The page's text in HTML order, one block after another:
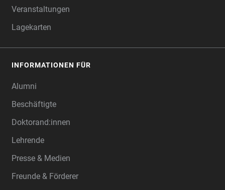
Veranstaltungen
Lagekarten
INFORMATIONEN FÜR
Alumni
Beschäftigte
Doktorand:innen
Lehrende
Presse & Medien
Freunde & Förderer